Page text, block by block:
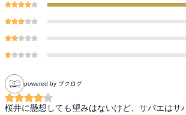
powered by ブクログ
桜井に懸想しても望みはないけど、サバエはサ